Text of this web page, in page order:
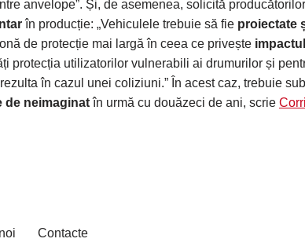
anvelope”. Și, de asemenea, solicită
în producție: „Vehiculele trebuie să fie proiectate
de protecție mai largă în ceea ce privește
protecția utilizatorilor vulnerabili ai drumurilor și
în cazul unei coliziuni.” În acest caz, trebuie
de neimaginatîn urmă cu douăzeci de ani, scrie
Contacte